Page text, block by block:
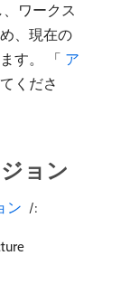
ワークス
、現在の
す。 「 ​ ア
くださ
ョン
/: